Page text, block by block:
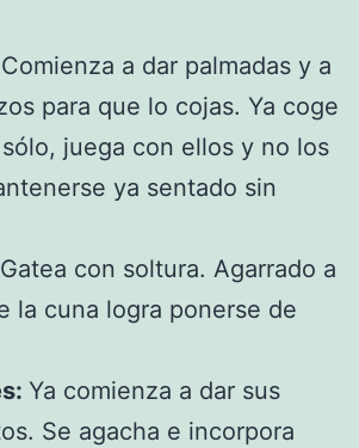
Comienza a dar palmadas y a
para que lo cojas. Ya coge
juega con ellos y no los
ya sentado sin
Gatea con soltura. Agarrado a
la cuna logra ponerse de
Ya comienza a dar sus
Se agacha e incorpora